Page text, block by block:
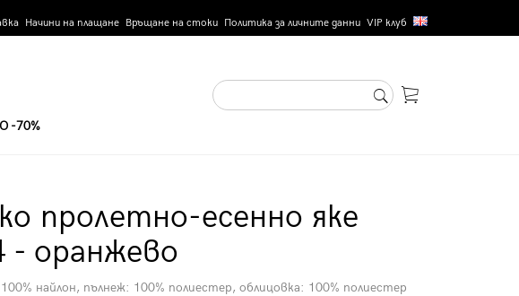
Начини на плащане Връщане на стоки Политика за личните данни VIP клуб
-70%
пролетно-есенно яке
- оранжево
найлон, пълнеж: 100% полиестер, облицовка: 100% полиестер